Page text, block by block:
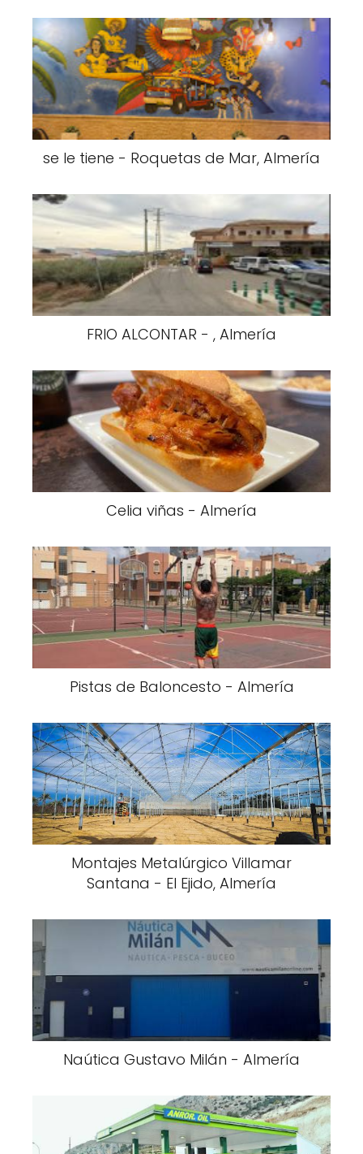
se le tiene - Roquetas de Mar, Almería
FRIO ALCONTAR - , Almería
Celia viñas - Almería
Pistas de Baloncesto - Almería
Montajes Metalúrgico Villamar
Santana - El Ejido, Almería
Naútica Gustavo Milán - Almería